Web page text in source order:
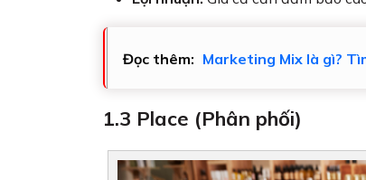
Đọc thêm: Marketing Mix là gì?
1.3 Place (Phân phối)